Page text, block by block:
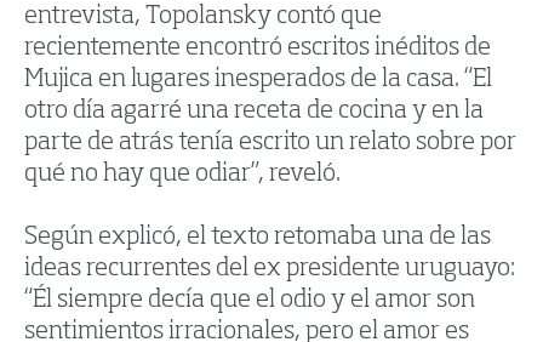
entrevista, Topolansky contó que
recientemente encontró escritos inéditos de
Mujica en lugares inesperados de la casa. “El
otro día agarré una receta de cocina y en la
parte de atrás tenía escrito un relato sobre por
qué no hay que odiar”, reveló.
Según explicó, el texto retomaba una de las
ideas recurrentes del ex presidente uruguayo:
“Él siempre decía que el odio y el amor son
sentimientos irracionales, pero el amor es